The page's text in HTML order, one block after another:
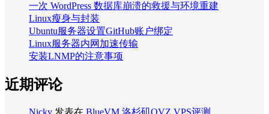
一次 WordPress 数据库崩溃的救援与环境重建
Linux瘦身与封装
Ubuntu服务器设置GitHub账户绑定
Linux服务器内网加速传输
安装LNMP的注意事项
近期评论
Nicky 发表在 BlueVM 洛杉矶OVZ VPS评测